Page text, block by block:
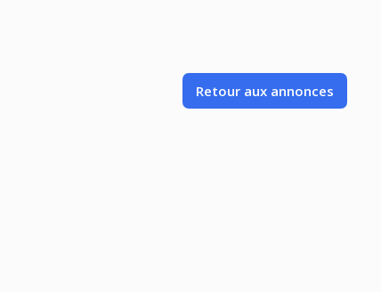
Retour aux annonces